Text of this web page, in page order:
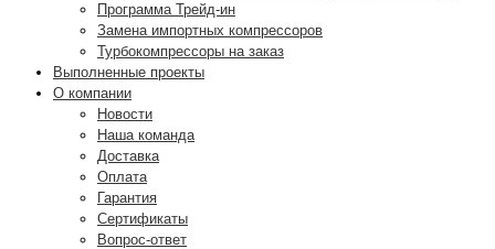
Программа Трейд-ин
Замена импортных компрессоров
Турбокомпрессоры на заказ
Выполненные проекты
О компании
Новости
Наша команда
Доставка
Оплата
Гарантия
Сертификаты
Вопрос-ответ